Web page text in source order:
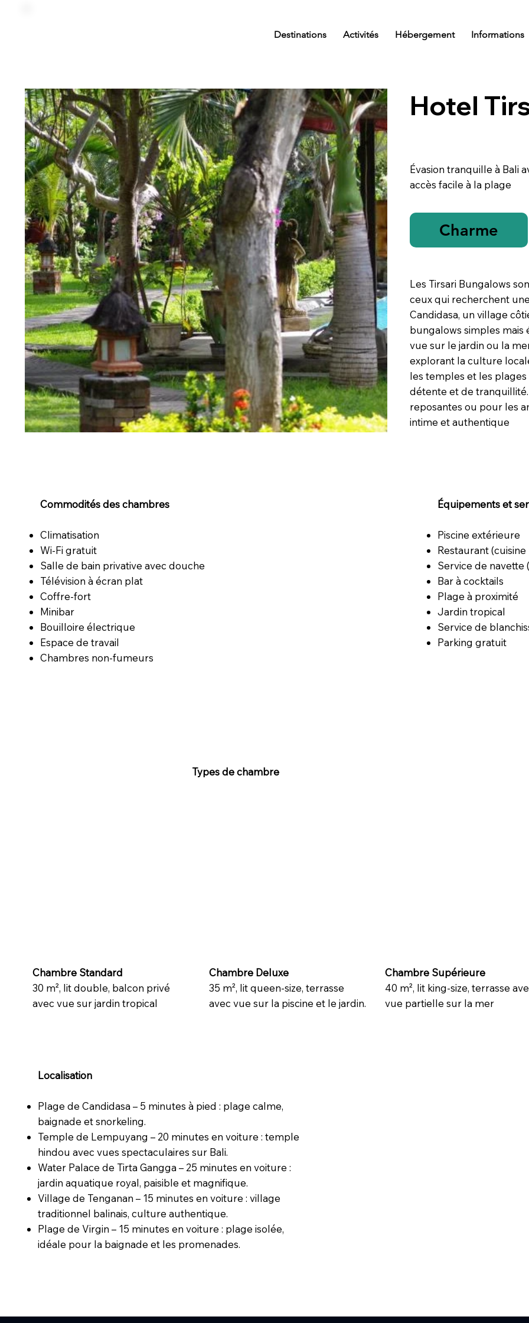
Destinations Activités Hébergement Informations
Hotel
Évasion tranquille à Bali
accès facile à la plage
Charme
Les Tirsari Bungalows
ceux qui recherchent
Candidasa, un village
bungalows simples
vue sur le jardin ou la
explorant la culture
les temples et les
détente et de
reposantes ou pour les
intime et authentique
Commodités des chambres
Climatisation
Wi-Fi gratuit
Salle de bain privative avec douche
Télévision à écran plat
Coffre-fort
Minibar
Bouilloire électrique
Espace de travail
Chambres non-fumeurs
Équipements et
Piscine extérieure
Restaurant
Service de navette
Bar à cocktails
Plage à proximité
Jardin tropical
Service de
Parking gratuit
Types de chambre
Chambre Standard
30 m², lit double, balcon privé
avec vue sur jardin tropical
Chambre Deluxe
35 m², lit queen-size, terrasse
avec vue sur la piscine et le jardin.
Chambre Supérieure
40 m², lit king-size, terrasse
vue partielle sur la mer
Localisation
Plage de Candidasa – 5 minutes à pied : plage calme,
baignade et snorkeling.
Temple de Lempuyang – 20 minutes en voiture : temple
hindou avec vues spectaculaires sur Bali.
Water Palace de Tirta Gangga – 25 minutes en voiture :
jardin aquatique royal, paisible et magnifique.
Village de Tenganan – 15 minutes en voiture : village
traditionnel balinais, culture authentique.
Plage de Virgin – 15 minutes en voiture : plage isolée,
idéale pour la baignade et les promenades.